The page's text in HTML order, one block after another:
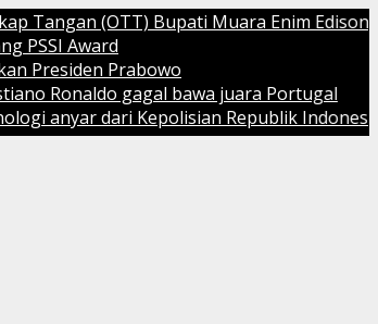
(OTT) Bupati Muara Enim Edison
Award
Prabowo
Ronaldo gagal bawa juara Portugal
anyar dari Kepolisian Republik Indonesia